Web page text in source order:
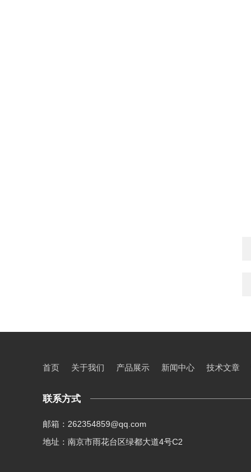
首页 关于我们 产品展示 新闻中心 技术文章
联系方式
邮箱：262354859@qq.com
地址：南京市雨花台区绿都大道4号C2